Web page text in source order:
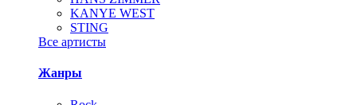
KANYE WEST
STING
Все артисты
Жанры